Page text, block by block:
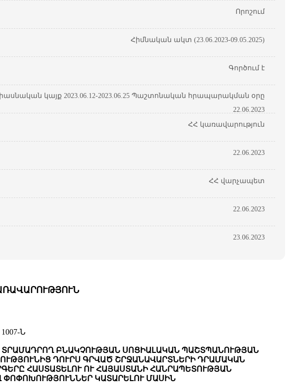
Որոշում
Հիմնական ակտ (23.06.2023-09.05.2025)
Գործում է
կայք 2023.06.12-2023.06.25 Պաշտոնական հրապարակման օրը
22.06.2023
ՀՀ կառավարություն
22.06.2023
ՀՀ վարչապետ
22.06.2023
23.06.2023
Ն
ԲՆԱԿՉՈՒԹՅԱՆ ՍՈՑԻԱԼԱԿԱՆ ՊԱՇՏՊԱՆՈՒԹՅԱՆ
ԴՈՒՐՍ ԳՐՎԱԾ ՇՐՋԱՆԱՎԱՐՏՆԵՐԻ ԴՐԱՄԱԿԱՆ
ՀԱՍՏԱՏԵԼՈՒ ՈՒ ՀԱՅԱՍՏԱՆԻ ՀԱՆՐԱՊԵՏՈՒԹՅԱՆ
ԿԱՏԱՐԵԼՈՒ ՄԱՍԻՆ